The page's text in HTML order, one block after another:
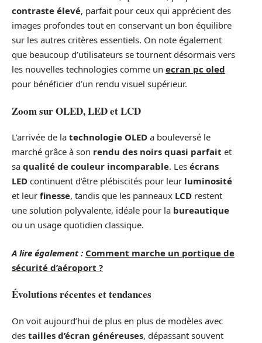
contraste élevé, parfait pour ceux qui apprécient des
images profondes tout en conservant un bon équilibre
sur les autres critères essentiels. On note également
que beaucoup d’utilisateurs se tournent désormais vers
les nouvelles technologies comme un ecran pc oled
pour bénéficier d’un rendu visuel supérieur.
Zoom sur OLED, LED et LCD
L’arrivée de la technologie OLED a bouleversé le
marché grâce à son rendu des noirs quasi parfait et
sa qualité de couleur incomparable. Les écrans
LED continuent d’être plébiscités pour leur luminosité
et leur finesse, tandis que les panneaux LCD restent
une solution polyvalente, idéale pour la bureautique
ou un usage quotidien classique.
A lire également : Comment marche un portique de
sécurité d’aéroport ?
Évolutions récentes et tendances
On voit aujourd’hui de plus en plus de modèles avec
des tailles d’écran généreuses, dépassant souvent